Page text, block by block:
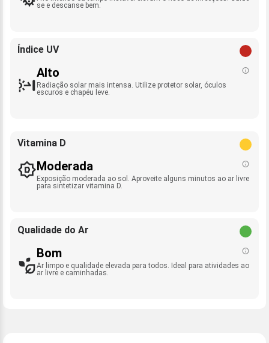
se e descanse bem.
Índice UV
Alto
Radiação solar mais intensa. Utilize protetor solar, óculos
escuros e chapéu leve.
Vitamina D
Moderada
Exposição moderada ao sol. Aproveite alguns minutos ao ar livre
para sintetizar vitamina D.
Qualidade do Ar
Bom
Ar limpo e qualidade elevada para todos. Ideal para atividades ao
ar livre e caminhadas.